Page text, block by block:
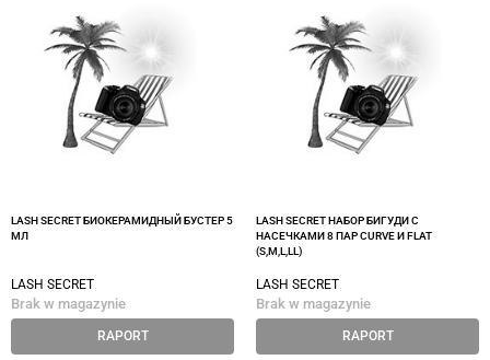
LASH SECRET БИОКЕРАМИДНЫЙ БУСТЕР 5
МЛ
LASH SECRET
Brak w magazynie
RAPORT
LASH SECRET НАБОР БИГУДИ С
НАСЕЧКАМИ 8 ПАР CURVE И FLAT
(S,M,L,LL)
LASH SECRET
Brak w magazynie
RAPORT